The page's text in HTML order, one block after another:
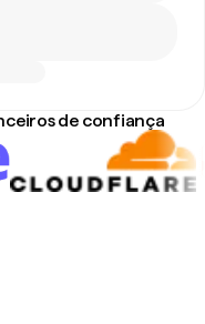
de confiança